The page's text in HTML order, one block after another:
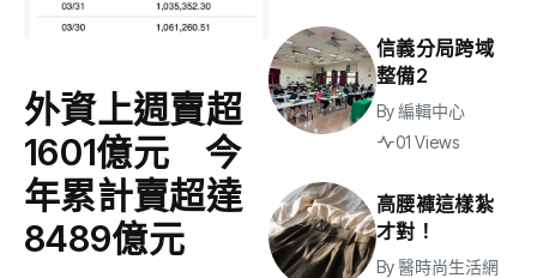
外資上週賣超
1601億元 今
年累計賣超達
8489億元
信義分局跨域
整備2
By編輯中心
01 Views
高腰褲這樣紮
才對！
By醫時尚生活網